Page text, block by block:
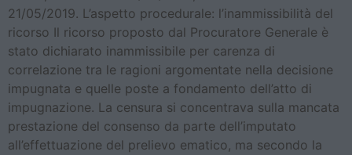
21/05/2019. L’aspetto procedurale: l’inammissibilità del
ricorso Il ricorso proposto dal Procuratore Generale è
stato dichiarato inammissibile per carenza di
correlazione tra le ragioni argomentate nella decisione
impugnata e quelle poste a fondamento dell’atto di
impugnazione. La censura si concentrava sulla mancata
prestazione del consenso da parte dell’imputato
all’effettuazione del prelievo ematico, ma secondo la